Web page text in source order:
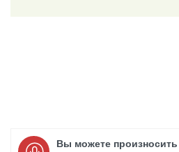
Вы можете